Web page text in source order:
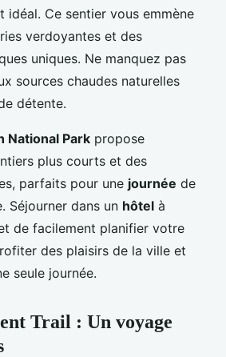
idéal. Ce sentier vous emmène
verdoyantes et des
uniques. Ne manquez pas
sources chaudes naturelles
détente.
National Park propose
plus courts et des
parfaits pour une journée de
Séjourner dans un hôtel à
de facilement planifier votre
des plaisirs de la ville et
seule journée.
Trail : Un voyage